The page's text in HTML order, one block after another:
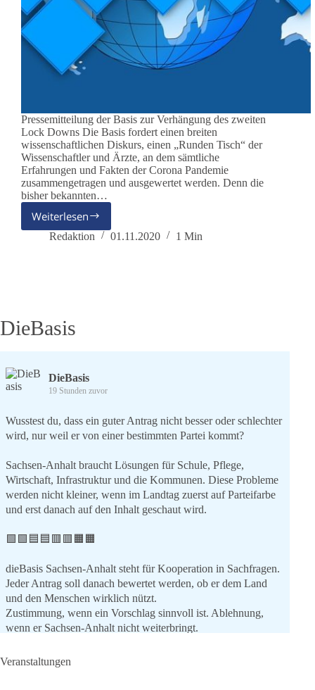
Pressemitteilung der Basis zur Verhängung des zweiten
Lock Downs Die Basis fordert einen breiten
wissenschaftlichen Diskurs, einen „Runden Tisch“ der
Wissenschaftler und Ärzte, an dem sämtliche
Erfahrungen und Fakten der Corona Pandemie
zusammengetragen und ausgewertet werden. Denn die
bisher bekannten…
WeiterlesenPressemitteilung
1.11.2020
Redaktion 01.11.2020 1 Min
DieBasis
DieBasis
19 Stunden zuvor
Wusstest du, dass ein guter Antrag nicht besser oder schlechter
wird, nur weil er von einer bestimmten Partei kommt?
Sachsen-Anhalt braucht Lösungen für Schule, Pflege,
Wirtschaft, Infrastruktur und die Kommunen. Diese Probleme
werden nicht kleiner, wenn im Landtag zuerst auf Parteifarbe
und erst danach auf den Inhalt geschaut wird.
🟩🟩🟦🟦🟥🟥🟧🟧
dieBasis Sachsen-Anhalt steht für Kooperation in Sachfragen.
Jeder Antrag soll danach bewertet werden, ob er dem Land
und den Menschen wirklich nützt.
Zustimmung, wenn ein Vorschlag sinnvoll ist. Ablehnung,
wenn er Sachsen-Anhalt nicht weiterbringt.
💬 Was ist dir wichtiger: der Absender eines Antrags oder das
Veranstaltungen